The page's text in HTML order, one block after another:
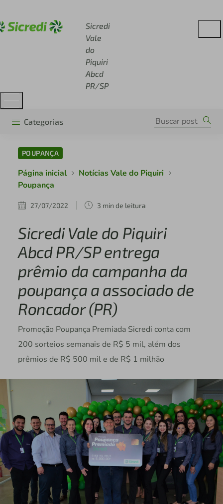
Sicredi
Vale
do
Piquiri
Abcd
PR/SP
Categorias
POUPANÇA
Página inicial
Notícias Vale do Piquiri
Poupança
27/07/2022 3 min de leitura
Sicredi Vale do Piquiri
Abcd PR/SP entrega
prêmio da campanha da
poupança a associado de
Roncador (PR)
Promoção Poupança Premiada Sicredi conta com
200 sorteios semanais de R$ 5 mil, além dos
prêmios de R$ 500 mil e de R$ 1 milhão